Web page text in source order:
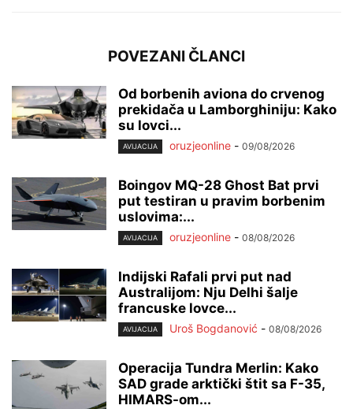
POVEZANI ČLANCI
Od borbenih aviona do crvenog
prekidača u Lamborghiniju: Kako
su lovci...
AVIJACIJA oruzjeonline - 09/08/2026
Boingov MQ-28 Ghost Bat prvi
put testiran u pravim borbenim
uslovima:...
AVIJACIJA oruzjeonline - 08/08/2026
Indijski Rafali prvi put nad
Australijom: Nju Delhi šalje
francuske lovce...
AVIJACIJA Uroš Bogdanović - 08/08/2026
Operacija Tundra Merlin: Kako
SAD grade arktički štit sa F-35,
HIMARS-om...